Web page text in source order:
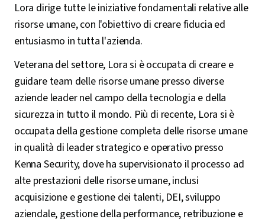
Lora dirige tutte le iniziative fondamentali relative alle
risorse umane, con l'obiettivo di creare fiducia ed
entusiasmo in tutta l'azienda.
Veterana del settore, Lora si è occupata di creare e
guidare team delle risorse umane presso diverse
aziende leader nel campo della tecnologia e della
sicurezza in tutto il mondo. Più di recente, Lora si è
occupata della gestione completa delle risorse umane
in qualità di leader strategico e operativo presso
Kenna Security, dove ha supervisionato il processo ad
alte prestazioni delle risorse umane, inclusi
acquisizione e gestione dei talenti, DEI, sviluppo
aziendale, gestione della performance, retribuzione e